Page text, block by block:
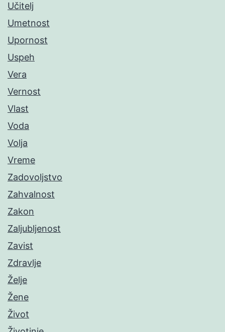
Učitelj
Umetnost
Upornost
Uspeh
Vera
Vernost
Vlast
Voda
Volja
Vreme
Zadovoljstvo
Zahvalnost
Zakon
Zaljubljenost
Zavist
Zdravlje
Želje
Žene
Život